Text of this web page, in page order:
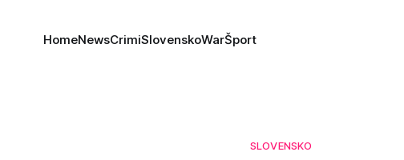
HomeNewsCrimiSlovenskoWarŠport
SLOVENSKO